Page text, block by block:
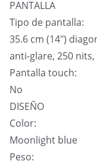
PANTALLA
Tipo de pantalla:
35.6 cm (14″)
anti-glare, 250 nits,
Pantalla touch:
No
DISEÑO
Color:
Moonlight blue
Peso: